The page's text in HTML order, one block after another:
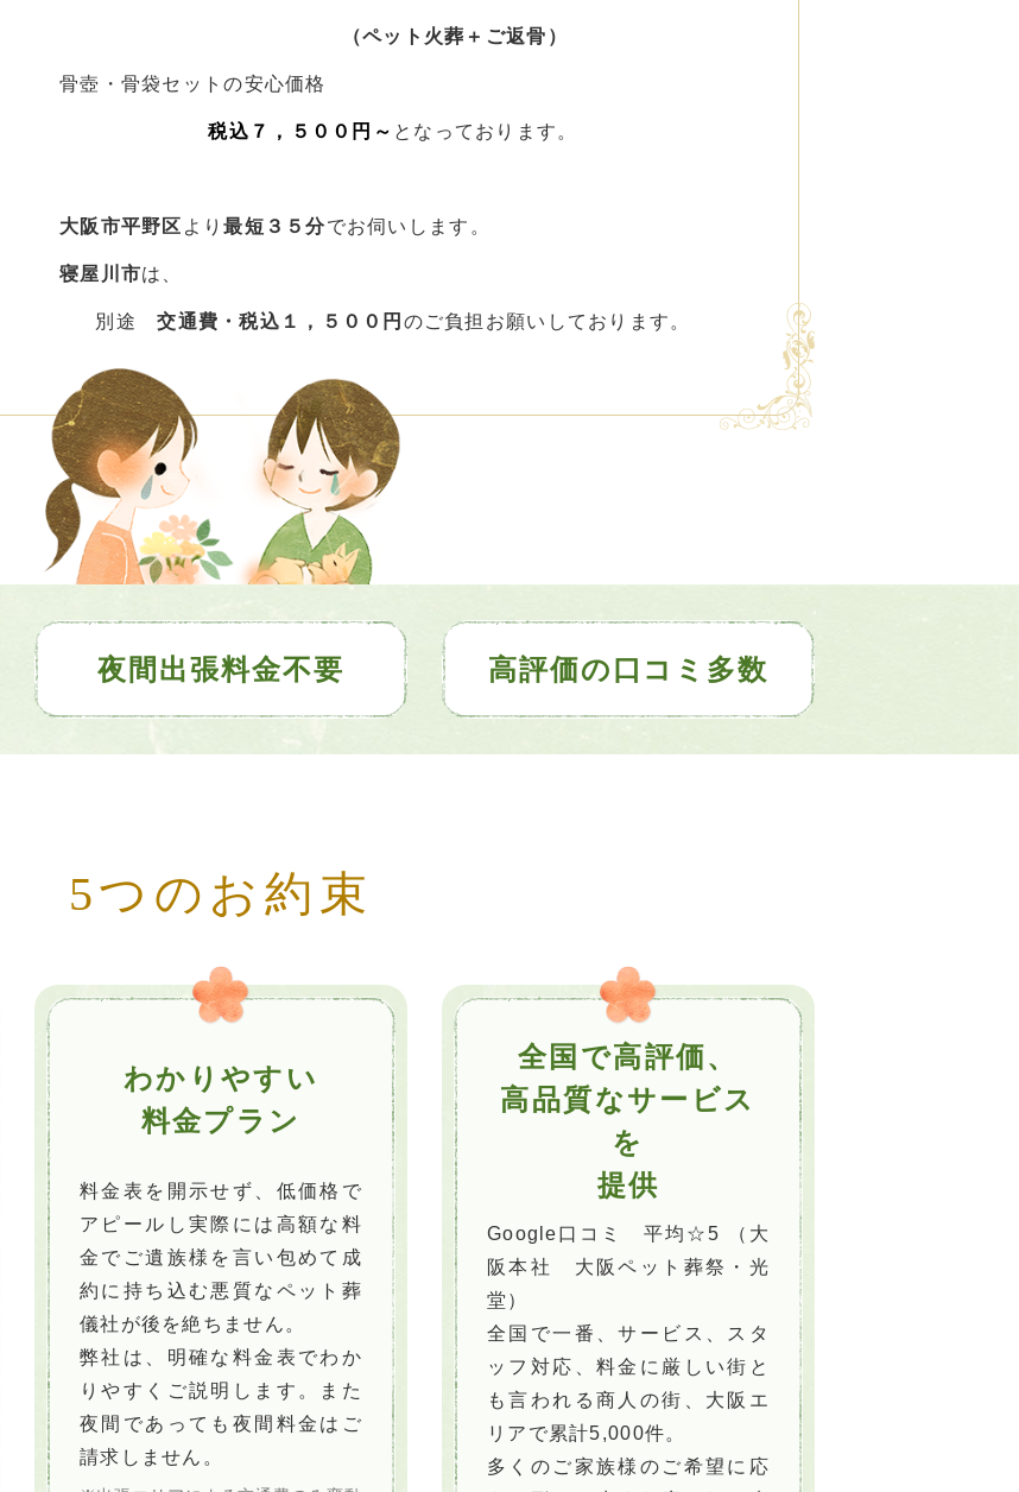
（ペット火葬＋ご返骨）
骨壺・骨袋セットの安心価格
税込７，５００円～ となっております。
大阪市平野区 より最短３５分でお伺いします。
寝屋川市は、
別途交通費・税込１，５００円 のご負担お願いしております。
夜間出張料金不要 高評価の口コミ多数
5つのお約束
わかりやすい
料金プラン
料金表を開示せず、低価格で
アピールし実際には高額な料
金でご遺族様を言い包めて成
約に持ち込む悪質なペット葬
儀社が後を絶ちません。
弊社は、明確な料金表でわか
りやすくご説明します。また
夜間であっても夜間料金はご
請求しません。
全国で高評価、
高品質なサービス
を
提供
Google口コミ 平均☆5 （大
阪本社 大阪ペット葬祭・光
堂）
全国で一番、サービス、スタ
ッフ対応、料金に厳しい街と
も言われる商人の街、大阪エ
リアで累計5,000件。
多くのご家族様のご希望に応